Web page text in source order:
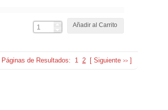
Añadir al Carrito
Páginas de Resultados: 1 2 [ Siguiente >> ]